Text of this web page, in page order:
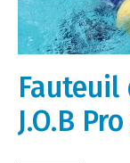
Fauteuil
J.O.B